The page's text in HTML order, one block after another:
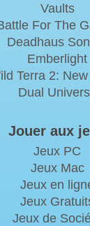
Vaults
For The
Deadhaus
Emberlight
Terra 2:
Dual
Jouer aux
Jeux PC
Jeux Mac
Jeux en
Jeux
Jeux de